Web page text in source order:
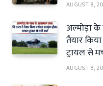
AUGUST 8,
अल्मोड़ा
तैयार
ट्रायल से
AUGUST 8,